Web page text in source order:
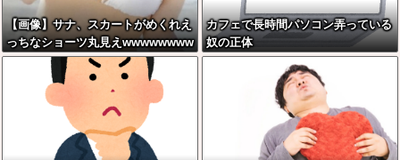
【画像】サナ、スカートがめくれえ
っちなショーツ丸見えwwwwwwww
カフェで長時間パソコン弄っている
奴の正体